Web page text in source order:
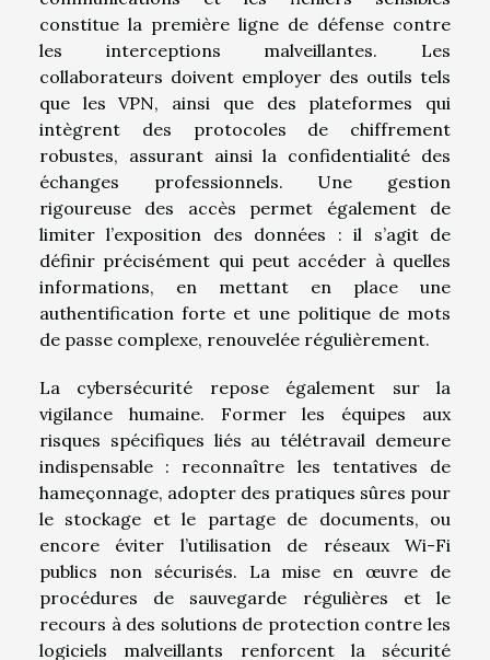
constitue la première ligne de défense contre
les interceptions malveillantes. Les
collaborateurs doivent employer des outils tels
que les VPN, ainsi que des plateformes qui
intègrent des protocoles de chiffrement
robustes, assurant ainsi la confidentialité des
échanges professionnels. Une gestion
rigoureuse des accès permet également de
limiter l’exposition des données : il s’agit de
définir précisément qui peut accéder à quelles
informations, en mettant en place une
authentification forte et une politique de mots
de passe complexe, renouvelée régulièrement.
La cybersécurité repose également sur la
vigilance humaine. Former les équipes aux
risques spécifiques liés au télétravail demeure
indispensable : reconnaître les tentatives de
hameçonnage, adopter des pratiques sûres pour
le stockage et le partage de documents, ou
encore éviter l’utilisation de réseaux Wi-Fi
publics non sécurisés. La mise en œuvre de
procédures de sauvegarde régulières et le
recours à des solutions de protection contre les
logiciels malveillants renforcent la sécurité